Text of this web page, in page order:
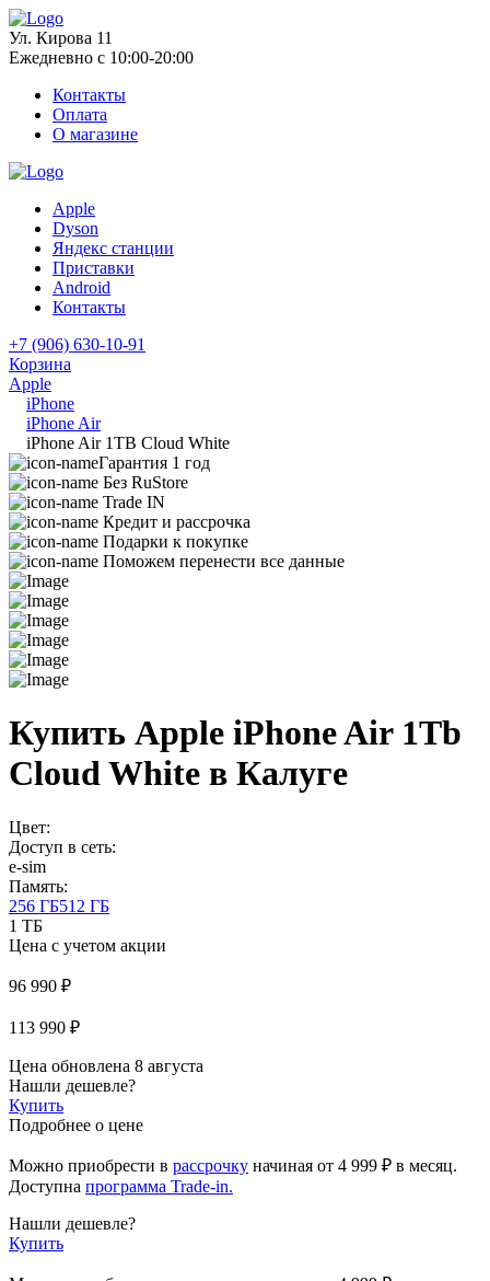
Ул. Кирова 11
Ежедневно с 10:00-20:00
Контакты
Оплата
О магазине
Apple
Dyson
Яндекс станции
Приставки
Android
Контакты
+7 (906) 630-10-91
Корзина
Apple
iPhone
iPhone Air
iPhone Air 1TB Cloud White
Гарантия 1 год
Без RuStore
Trade IN
Кредит и рассрочка
Подарки к покупке
Поможем перенести все данные
Купить Apple iPhone Air 1Tb
Cloud White в Калуге
Цвет:
Доступ в сеть:
e-sim
Память:
256 ГБ512 ГБ
1 ТБ
Цена с учетом акции
96 990 ₽
113 990 ₽
Цена обновлена 8 августа
Нашли дешевле?
Купить
Подробнее о цене
Можно приобрести в рассрочку начиная от 4 999 ₽ в месяц.
Доступна программа Trade-in.
Нашли дешевле?
Купить